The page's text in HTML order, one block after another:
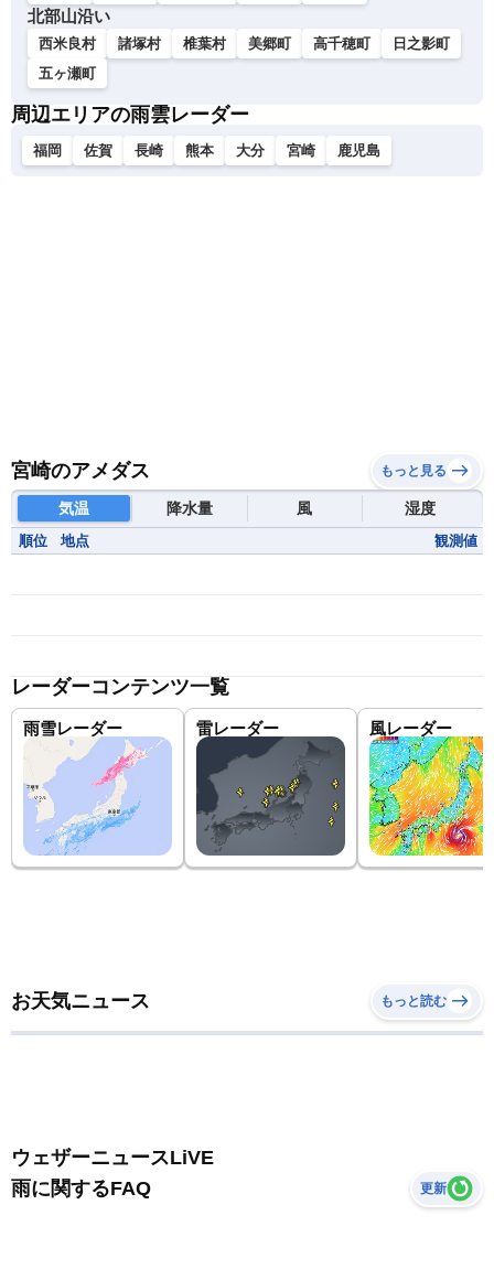
北部山沿い
西米良村 諸塚村 椎葉村 美郷町 高千穂町
日之影町
五ヶ瀬町
周辺エリアの雨雲レーダー
福岡 佐賀 長崎 熊本 大分 宮崎 鹿児島
宮崎のアメダス もっと見る
気温 降水量 風 湿度
順位 地点 観測値
レーダーコンテンツ一覧
雨雪レーダー 雷レーダー 風レーダー
お天気ニュース もっと読む
ウェザーニュースLiVE
雨に関するFAQ
更新